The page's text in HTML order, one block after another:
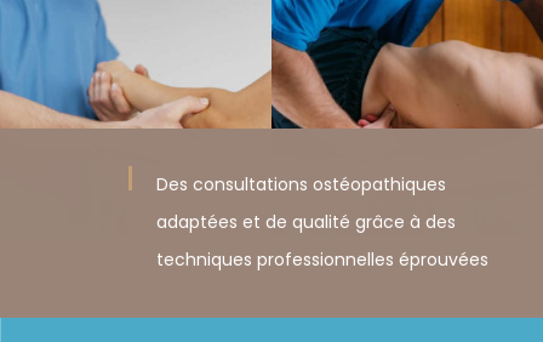
Des consultations ostéopathiques
adaptées et de qualité grâce à des
techniques professionnelles éprouvées